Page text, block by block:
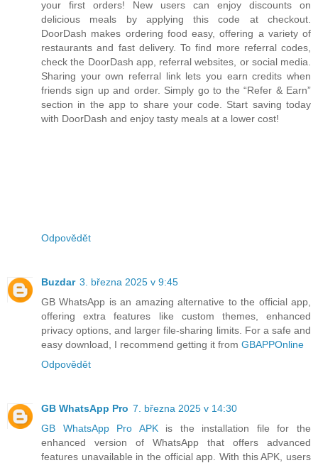
your first orders! New users can enjoy discounts on
delicious meals by applying this code at checkout.
DoorDash makes ordering food easy, offering a variety of
restaurants and fast delivery. To find more referral codes,
check the DoorDash app, referral websites, or social media.
Sharing your own referral link lets you earn credits when
friends sign up and order. Simply go to the “Refer & Earn”
section in the app to share your code. Start saving today
with DoorDash and enjoy tasty meals at a lower cost!
Odpovědět
Buzdar 3. března 2025 v 9:45
GB WhatsApp is an amazing alternative to the official app,
offering extra features like custom themes, enhanced
privacy options, and larger file-sharing limits. For a safe and
easy download, I recommend getting it from GBAPPOnline
Odpovědět
GB WhatsApp Pro 7. března 2025 v 14:30
GB WhatsApp Pro APKis the installation file for the
enhanced version of WhatsApp that offers advanced
features unavailable in the official app. With this APK, users